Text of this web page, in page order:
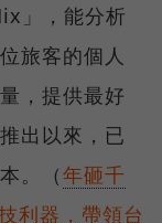
」，能分析
旅客的個人
，提供最好
出以來，已
。（年砸千
利器，帶領台